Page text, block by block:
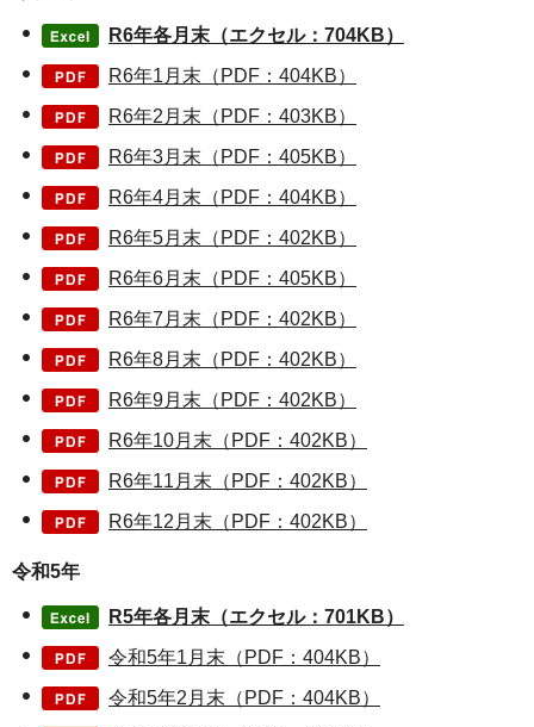
R6年各月末（エクセル：704KB）
R6年1月末（PDF：404KB）
R6年2月末（PDF：403KB）
R6年3月末（PDF：405KB）
R6年4月末（PDF：404KB）
R6年5月末（PDF：402KB）
R6年6月末（PDF：405KB）
R6年7月末（PDF：402KB）
R6年8月末（PDF：402KB）
R6年9月末（PDF：402KB）
R6年10月末（PDF：402KB）
R6年11月末（PDF：402KB）
R6年12月末（PDF：402KB）
令和5年
R5年各月末（エクセル：701KB）
令和5年1月末（PDF：404KB）
令和5年2月末（PDF：404KB）